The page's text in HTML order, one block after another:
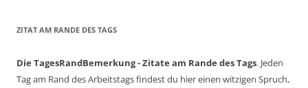
ZITAT AM RANDE DES TAGS
Die TagesRandBemerkung - Zitate am Rande des Tags. Jeden
Tag am Rand des Arbeitstags findest du hier einen witzigen Spruch,